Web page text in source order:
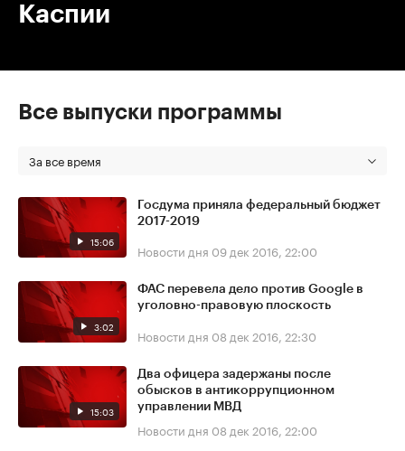
Каспии
Все выпуски программы
За все время
15:06
Госдума приняла федеральный бюджет
2017-2019
Новости дня 09 дек 2016, 22:00
3:02
ФАС перевела дело против Google в
уголовно-правовую плоскость
Новости дня 08 дек 2016, 22:30
15:03
Два офицера задержаны после
обысков в антикоррупционном
управлении МВД
Новости дня 08 дек 2016, 22:00